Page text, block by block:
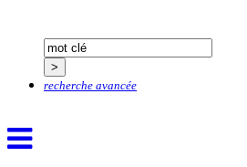
recherche avancée